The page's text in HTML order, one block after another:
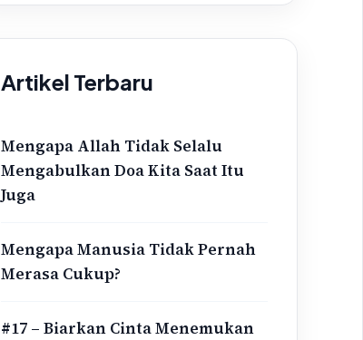
Artikel Terbaru
Mengapa Allah Tidak Selalu
Mengabulkan Doa Kita Saat Itu
Juga
Mengapa Manusia Tidak Pernah
Merasa Cukup?
#17 – Biarkan Cinta Menemukan